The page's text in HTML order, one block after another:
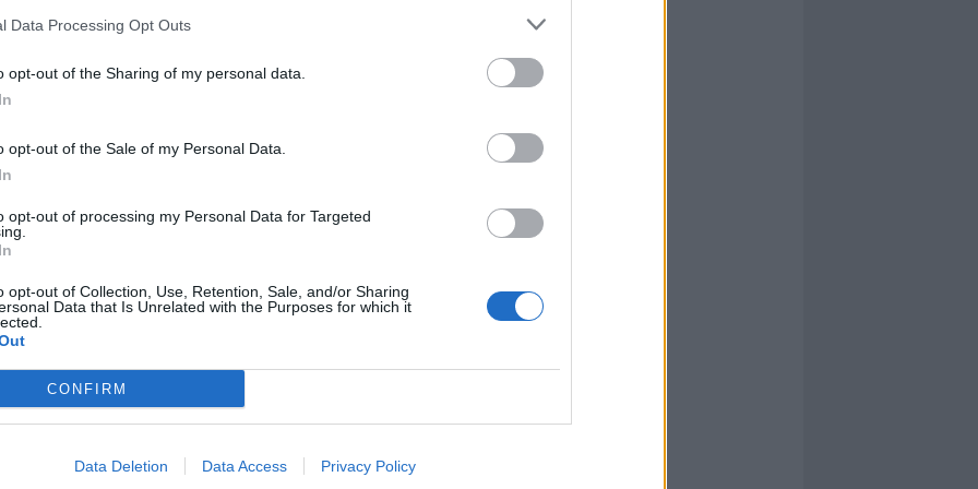
Data Processing Opt Outs
opt-out of the Sharing of my personal data.
opt-out of the Sale of my Personal Data.
opt-out of processing my Personal Data for Targeted
opt-out of Collection, Use, Retention, Sale, and/or Sharing
Data that Is Unrelated with the Purposes for which it
CONFIRM
Data Deletion Data Access Privacy Policy
i bisogni dei cittadini.... Il popolo inizia
non si comporta come sti politicanti",
dei commenti che si leggono sulla pagina
Una situazione che rischia di diventare
la politica asserragliata nel palazzo.